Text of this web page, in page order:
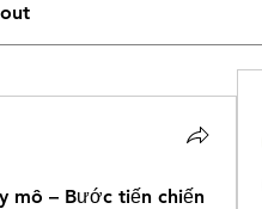
mô – Bước tiến chiến